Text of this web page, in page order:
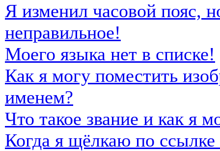
Я изменил часовой пояс,
неправильное!
Моего языка нет в списке!
Как я могу поместить
именем?
Что такое звание и как я
Когда я щёлкаю по